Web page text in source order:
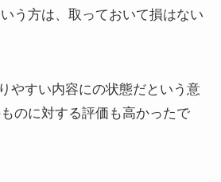
う方は、取っておいて損はない
やすい内容にの状態だという意
のに対する評価も高かったで